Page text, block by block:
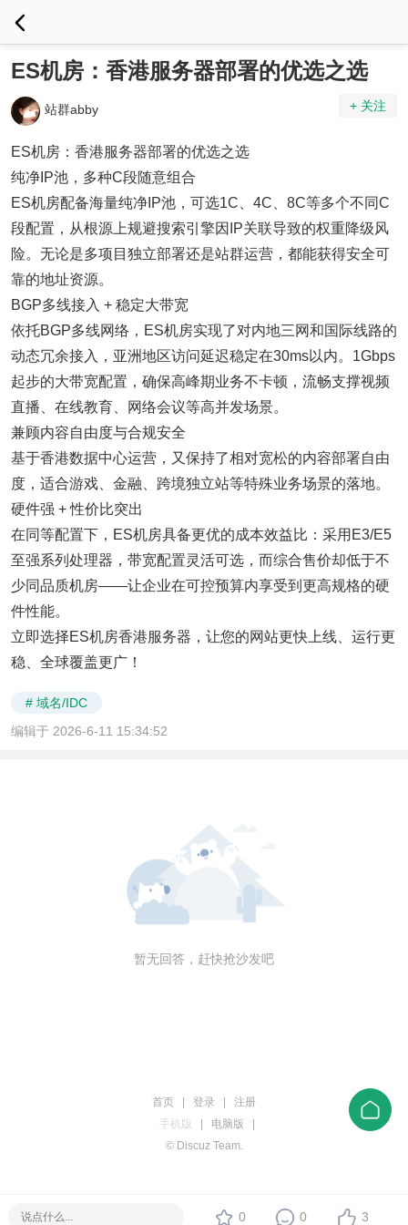
ES机房：香港服务器部署的优选之选
站群abby + 关注
ES机房：香港服务器部署的优选之选
纯净IP池，多种C段随意组合
ES机房配备海量纯净IP池，可选1C、4C、8C等多个不同C
段配置，从根源上规避搜索引擎因IP关联导致的权重降级风
险。无论是多项目独立部署还是站群运营，都能获得安全可
靠的地址资源。
BGP多线接入 + 稳定大带宽
依托BGP多线网络，ES机房实现了对内地三网和国际线路的
动态冗余接入，亚洲地区访问延迟稳定在30ms以内。1Gbps
起步的大带宽配置，确保高峰期业务不卡顿，流畅支撑视频
直播、在线教育、网络会议等高并发场景。
兼顾内容自由度与合规安全
基于香港数据中心运营，又保持了相对宽松的内容部署自由
度，适合游戏、金融、跨境独立站等特殊业务场景的落地。
硬件强 + 性价比突出
在同等配置下，ES机房具备更优的成本效益比：采用E3/E5
至强系列处理器，带宽配置灵活可选，而综合售价却低于不
少同品质机房——让企业在可控预算内享受到更高规格的硬
件性能。
立即选择ES机房香港服务器，让您的网站更快上线、运行更
稳、全球覆盖更广！
# 域名/IDC
编辑于 2026-6-11 15:34:52
暂无回答，赶快抢沙发吧
0 0 3
首页 登录
注册
手机版
电脑版
© Discuz Team.